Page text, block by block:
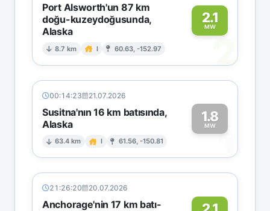
Port Alsworth'un 87 km
doğu-kuzeydoğusunda,
Alaska
8.7 km I 60.63, -152.97
2.1
MW
2
00:14:23 21.07.2026
Susitna'nın 16 km batısında,
Alaska
63.4 km I 61.56, -150.81
1.8
MW1
21:26:20 20.07.2026
Anchorage'nin 17 km batı-